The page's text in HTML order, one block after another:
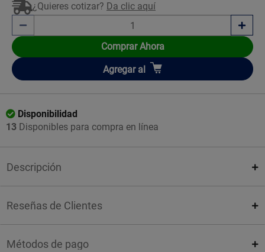
¿Quieres cotizar? Da clic aquí
Comprar Ahora
Añadir
Agregar al
Disponibilidad
13 Disponibles para compra en línea
Descripción
Reseñas de Clientes
Métodos de pago